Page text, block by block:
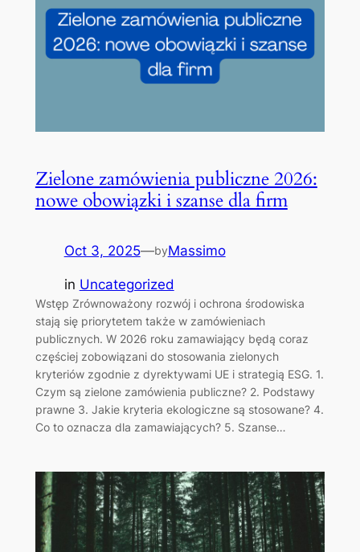
Zielone zamówienia publiczne 2026:
nowe obowiązki i szanse dla firm
Oct 3, 2025—byMassimo
in Uncategorized
Wstęp Zrównoważony rozwój i ochrona środowiska
stają się priorytetem także w zamówieniach
publicznych. W 2026 roku zamawiający będą coraz
częściej zobowiązani do stosowania zielonych
kryteriów zgodnie z dyrektywami UE i strategią ESG. 1.
Czym są zielone zamówienia publiczne? 2. Podstawy
prawne 3. Jakie kryteria ekologiczne są stosowane? 4.
Co to oznacza dla zamawiających? 5. Szanse…